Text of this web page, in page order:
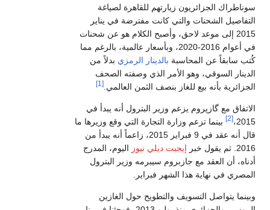
الجزائريون زيارتهم للقاهرة لصياغة
الشحنات والتي كانت مفترضة في يناير
2015 إلى موعد لاحق، وأصبح الكلام هو عن شحنات
في أعوام 2016-2020، وبأسعار عالمية، بالرغم مما
سابقاً عن المحاسبةبالدينار الرمزي بدلاً من
السوقي، وهو الأمر الذي وصفته الصحف
بأنه بيع للغاز بنصف الثمن العالمي.[1]
مع گازپروم يزعم وزير البترول أنه يبدأ في
[2]
بينما تزعم وزارة التجارة التي وقع وزيرها ما
قال أنه عقد في 9 فبراير 2015، زاعماً أنه يبدأ من
ثم يقول خبر
إيجبت ديلي نيوز اليوم، المدرج
أن العقد مع جازبروم سيبرمه وزير البترول
في نهاية هذا الشهر فبراير.
يتواصل التسويف والتطويح حول الغازين